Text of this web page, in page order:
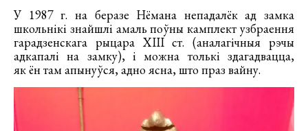
У 1987 г. на беразе Нёмана непадалёк ад замка
школьнікі знайшлі амаль поўны камплект узбраення
гарадзенскага рыцара ХІІІ ст. (аналагічныя рэчы
адкапалі на замку), і можна толькі здагадвацца,
як ён там апынуўся, адно ясна, што праз вайну.